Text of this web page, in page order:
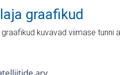
graafikud
kuvavad viimase tunni